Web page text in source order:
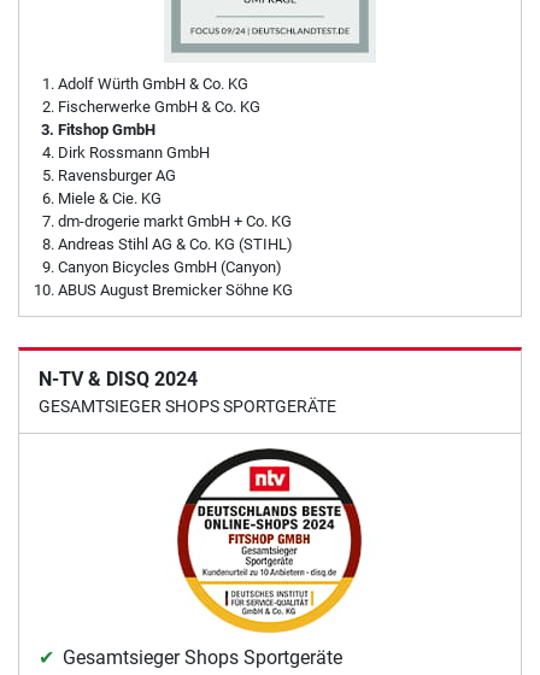
Adolf Würth GmbH & Co. KG
Fischerwerke GmbH & Co. KG
Fitshop GmbH
Dirk Rossmann GmbH
Ravensburger AG
Miele & Cie. KG
dm-drogerie markt GmbH + Co. KG
Andreas Stihl AG & Co. KG (STIHL)
Canyon Bicycles GmbH (Canyon)
ABUS August Bremicker Söhne KG
N-TV & DISQ 2024
GESAMTSIEGER SHOPS SPORTGERÄTE
Gesamtsieger Shops Sportgeräte